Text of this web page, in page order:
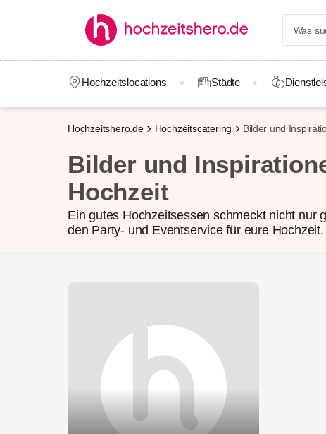
Hochzeitslocations Städte
Hochzeitshero.de Hochzeitscatering Bilder und
Bilder und
Hochzeit
Ein gutes Hochzeitsessen schmeckt nicht nur
den Party- und Eventservice für eure Hochzeit.